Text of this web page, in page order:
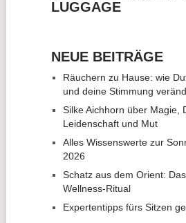
LUGGAGE
NEUE BEITRÄGE
Räuchern zu Hause: wie
und deine Stimmung
Silke Aichhorn über Magie,
Leidenschaft und Mut
Alles Wissenswerte zur
2026
Schatz aus dem Orient:
Wellness-Ritual
Expertentipps fürs Sitzen